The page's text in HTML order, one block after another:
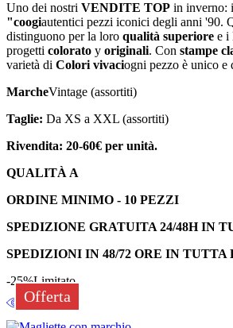
Uno dei nostri VENDITE TOP in inverno:
"coogiautentici pezzi iconici degli anni '90.
distinguono per la loro qualità superiore e i
progetti colorato y originali. Con stampe
varietà di Colori vivaciogni pezzo è unico e
MarcheVintage (assortiti)
Taglie: Da XS a XXL (assortiti)
Rivendita: 20-60€ per unità.
QUALITÀ A
ORDINE MINIMO - 10 PEZZI
SPEDIZIONE GRATUITA 24/48H IN
SPEDIZIONI IN 48/72 ORE IN TUTTA
Offerta
-25%Limitato